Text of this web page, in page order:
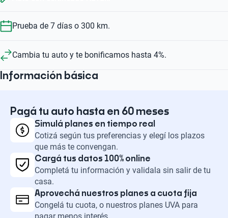
Prueba de 7 días o 300 km.
Cambia tu auto y te bonificamos hasta 4%.
Información básica
Pagá tu auto hasta en 60 meses
Simulá planes en tiempo real
Cotizá según tus preferencias y elegí los plazos
que más te convengan.
Cargá tus datos 100% online
Completá tu información y validala sin salir de tu
casa.
Aprovechá nuestros planes a cuota fija
Congelá tu cuota, o nuestros planes UVA para